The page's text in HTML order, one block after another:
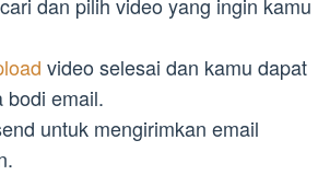
dan pilih video yang ingin kamu
video selesai dan kamu dapat
bodi email.
untuk mengirimkan email